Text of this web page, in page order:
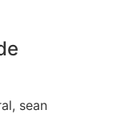
sean